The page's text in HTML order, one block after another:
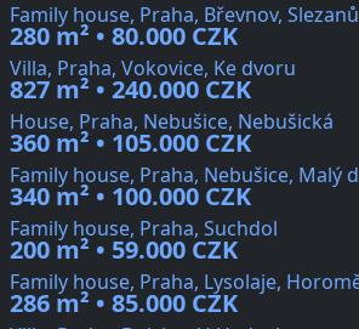
Family house, Praha, Břevnov, Slezanů
280 m² • 80.000 CZK
Villa, Praha, Vokovice, Ke dvoru
827 m² • 240.000 CZK
House, Praha, Nebušice, Nebušická
360 m² • 105.000 CZK
Family house, Praha, Nebušice, Malý
340 m² • 100.000 CZK
Family house, Praha, Suchdol
200 m² • 59.000 CZK
Family house, Praha, Lysolaje,
286 m² • 85.000 CZK